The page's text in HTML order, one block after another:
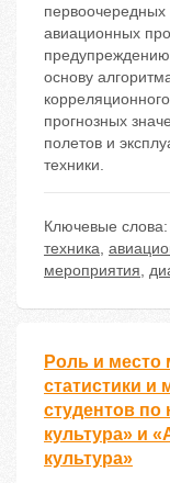
авиационных
предупреждению
основу
прогнозных
полетов и
техники.
Ключевые слова:
техника,
мероприятия,
Роль и место
статистики и
студентов по
культура» и
культура»